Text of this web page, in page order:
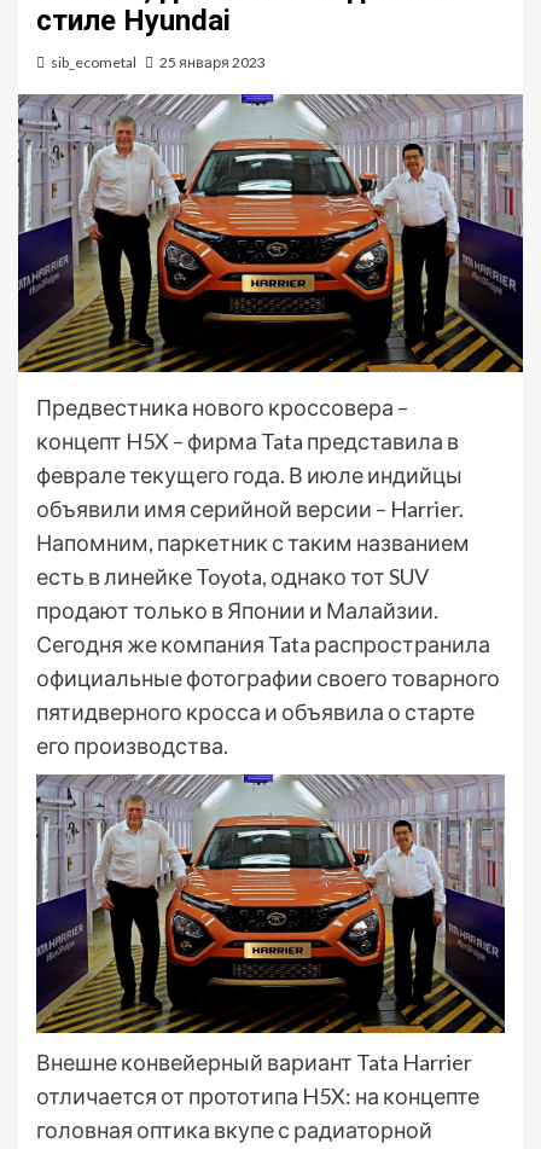
стиле Hyundai
sib_ecometal 25 января 2023
Предвестника нового кроссовера –
концепт H5X – фирма Tata представила в
феврале текущего года. В июле индийцы
объявили имя серийной версии – Harrier.
Напомним, паркетник с таким названием
есть в линейке Toyota, однако тот SUV
продают только в Японии и Малайзии.
Сегодня же компания Tata распространила
официальные фотографии своего товарного
пятидверного кросса и объявила о старте
его производства.
Внешне конвейерный вариант Tata Harrier
отличается от прототипа H5X: на концепте
головная оптика вкупе с радиаторной